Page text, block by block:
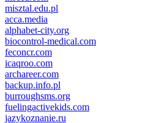
misztal.edu.pl
acca.media
alphabet-city.org
biocontrol-medical.com
feconcr.com
icaqroo.com
archareer.com
backup.info.pl
burroughsms.org
fuelingactivekids.com
jazykoznanie.ru